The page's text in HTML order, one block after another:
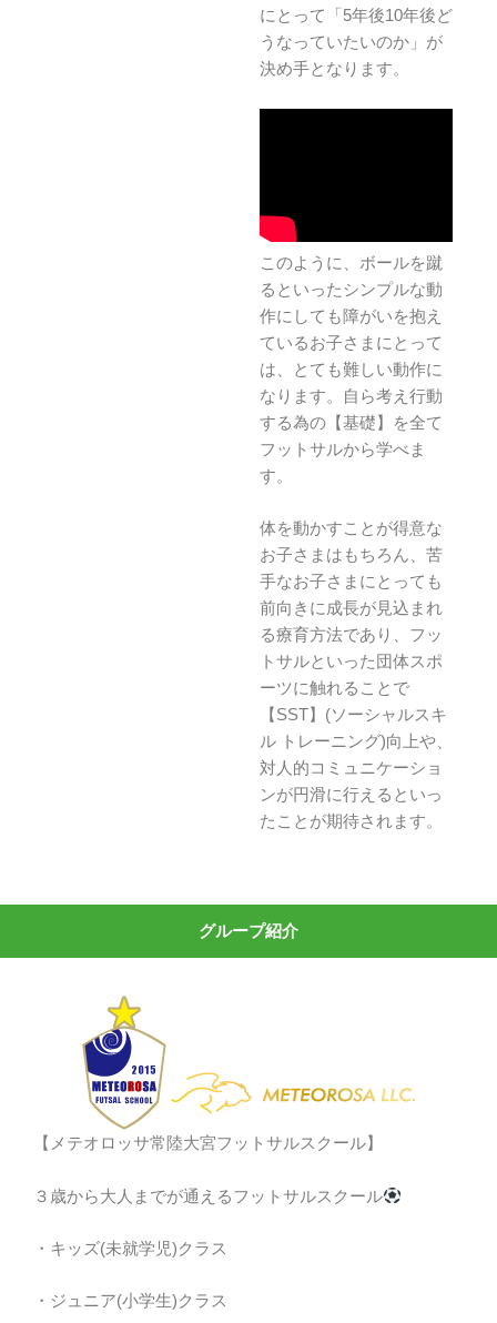
にとって「5年後10年後ど
うなっていたいのか」が
決め手となります。
このように、ボールを蹴
るといったシンプルな動
作にしても障がいを抱え
ているお子さまにとって
は、とても難しい動作に
なります。自ら考え行動
する為の【基礎】を全て
フットサルから学べま
す。
体を動かすことが得意な
お子さまはもちろん、苦
手なお子さまにとっても
前向きに成長が見込まれ
る療育方法であり、フッ
トサルといった団体スポ
ーツに触れることで
【SST】(ソーシャルスキ
ル トレーニング)向上や、
対人的コミュニケーショ
ンが円滑に行えるといっ
たことが期待されます。
グループ紹介
【メテオロッサ常陸大宮フットサルスクール】
３歳から大人までが通えるフットサルスクール
・キッズ(未就学児)クラス
・ジュニア(小学生)クラス